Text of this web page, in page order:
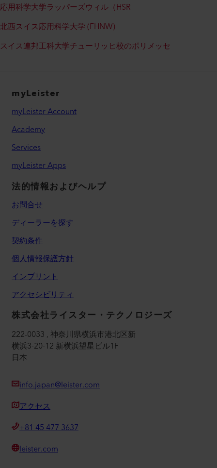
応用科学大学ラッパーズウィル（HSR
北西スイス応用科学大学 (FHNW)
スイス連邦工科大学チューリッヒ校のポリメッセ
myLeister
myLeister Account
Academy
Services
myLeister Apps
法的情報およびヘルプ
お問合せ
ディーラーを探す
契約条件
個人情報保護方針
インプリント
アクセシビリティ
株式会社ライスター・テクノロジーズ
222-0033 , 神奈川県横浜市港北区新
横浜3-20-12 新横浜望星ビル1F
日本
info.japan@leister.com
アクセス
+81 45 477 3637
leister.com